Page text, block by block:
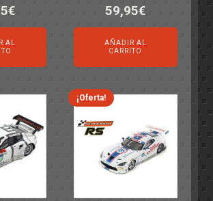
€El
precio
es:
59,95€.
AL
El
precio
original
era:
82,40€.
59,95€El
precio
es:
59,95€.
AÑADIR AL
CARRITO
¡Oferta!